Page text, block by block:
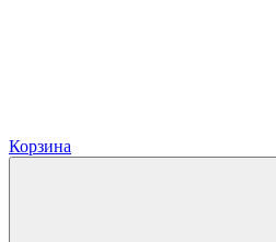
Корзина